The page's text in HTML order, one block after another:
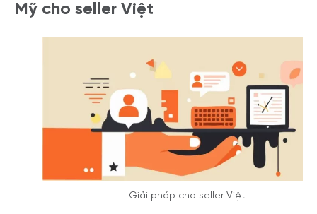
Mỹ cho seller Việt
Giải pháp cho seller Việt